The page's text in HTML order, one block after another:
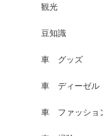
観光
豆知識
車 グッズ
車 ディーゼル
車 ファッショ